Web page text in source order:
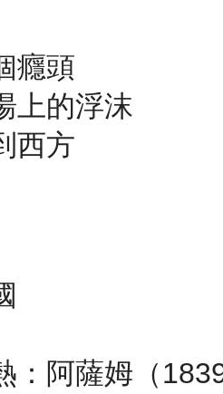
癮頭
上的浮沫
西方
：阿薩姆（